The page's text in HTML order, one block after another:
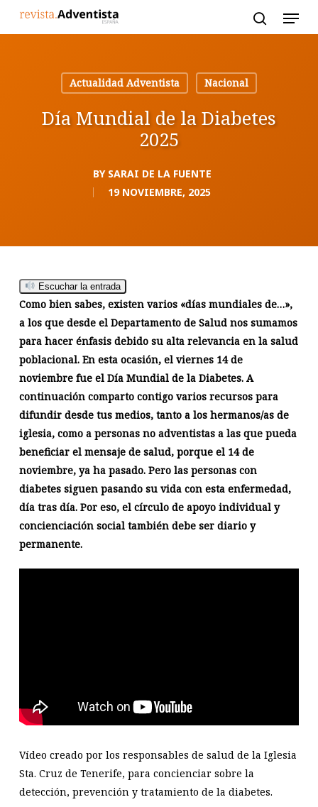
Actualidad Adventista
Nacional
Día Mundial de la Diabetes
2025
BY SARAI DE LA FUENTE
19 NOVIEMBRE, 2025
Escuchar la entrada
Como bien sabes, existen varios «días mundiales de…»,
a los que desde el Departamento de Salud nos sumamos
para hacer énfasis debido su alta relevancia en la salud
poblacional. En esta ocasión, el viernes 14 de
noviembre fue el Día Mundial de la Diabetes. A
continuación comparto contigo varios recursos para
difundir desde tus medios, tanto a los hermanos/as de
iglesia, como a personas no adventistas a las que pueda
beneficiar el mensaje de salud, porque el 14 de
noviembre, ya ha pasado. Pero las personas con
diabetes siguen pasando su vida con esta enfermedad,
día tras día. Por eso, el círculo de apoyo individual y
concienciación social también debe ser diario y
permanente.
Vídeo creado por los responsables de salud de la Iglesia
Sta. Cruz de Tenerife, para concienciar sobre la
detección, prevención y tratamiento de la diabetes.